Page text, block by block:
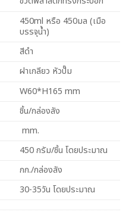
450ml หรือ 450มล (เมือ
บรรจุน้ำ)
สีดำ
ฝาเกลียว หัวปั๊ม
W60*H165 mm
ชิ้น/กล่องลัง
mm.
450 กรัม/ชิ้น โดยประมาณ
กก./กล่องลัง
30-35วัน โดยประมาณ